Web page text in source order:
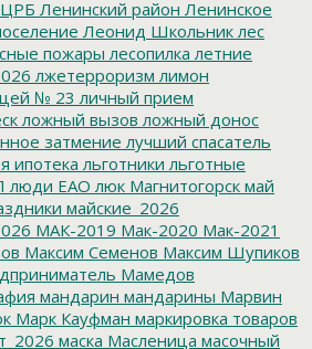
ЦРБ Ленинский район Ленинское
Леонид Школьник лес
пожары лесопилка летние
лжетерроризм лимон
№ 23 личный прием
ложный вызов ложный донос
затмение лучший спасатель
ипотека льготники льготные
люди ЕАО люк Магнитогорск май
майские_2026
МАК-2019 Мак-2020 Мак-2021
Максим Семенов Максим Шупиков
Мамедов
мандарин мандарины Марвин
Марк Кауфман маркировка товаров
маска Масленица масочный